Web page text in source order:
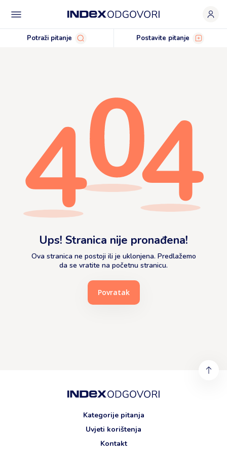
Potraži pitanje Postavite pitanje
Ups! Stranica nije pronađena!
Ova stranica ne postoji ili je uklonjena. Predlažemo
da se vratite na početnu stranicu.
Povratak
Kategorije pitanja
Uvjeti korištenja
Kontakt